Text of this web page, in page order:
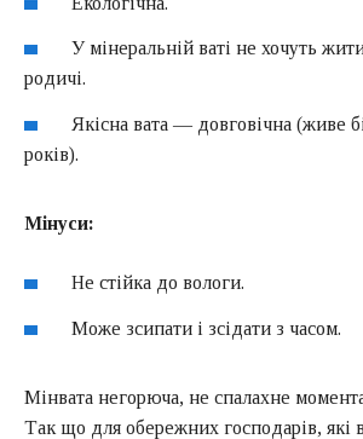
У мінеральній ваті не хочуть
родичі.
Якісна вата — довговічна (живе
років).
Мінуси:
Не стійка до вологи.
Може зсипати і зсідати з часом.
Мінвата негорюча, не спалахне
Так що для обережних господарів, які